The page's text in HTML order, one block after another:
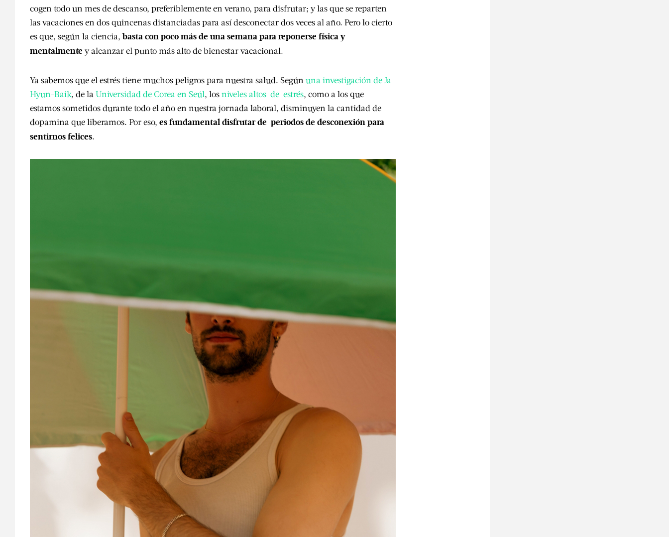
cogen todo un mes de descanso, preferiblemente en verano, para disfrutar; y las que se reparten
las vacaciones en dos quincenas distanciadas para así desconectar dos veces al año. Pero lo cierto
es que, según la ciencia, basta con poco más de una semana para reponerse física y
mentalmente y alcanzar el punto más alto de bienestar vacacional.
Ya sabemos que el estrés tiene muchos peligros para nuestra salud. Según una investigación de Ja
Hyun-Baik, de la Universidad de Corea en Seúl, losniveles altos de estrés, como a los que
estamos sometidos durante todo el año en nuestra jornada laboral, disminuyen la cantidad de
dopamina que liberamos. Por eso, es fundamental disfrutar de periodos de desconexión para
sentirnos felices.